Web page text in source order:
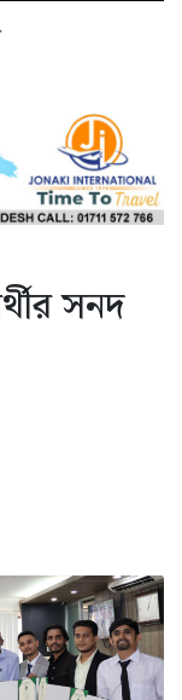
সনদ